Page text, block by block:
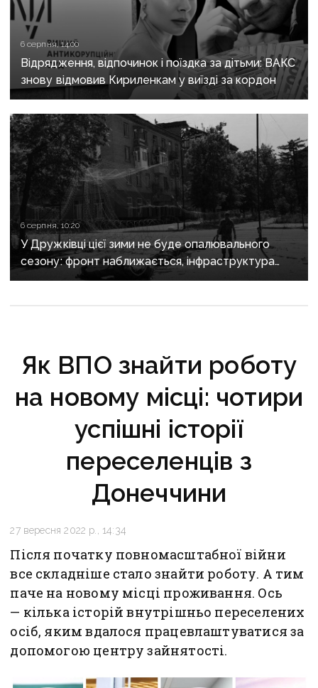
6 серпня, 14:00
Відрядження, відпочинок і поїздка за дітьми: ВАКС
знову відмовив Кириленкам у виїзді за кордон
6 серпня, 10:20
У Дружківці цієї зими не буде опалювального
сезону: фронт наближається, інфраструктура
критично зруйнована
Як ВПО знайти роботу
на новому місці: чотири
успішні історії
переселенців з
Донеччини
27 вересня 2022 р., 14:34
Після початку повномасштабної війни
все складніше стало знайти роботу. А тим
паче на новому місці проживання. Ось
— кілька історій внутрішньо переселених
осіб, яким вдалося працевлаштуватися за
допомогою центру зайнятості.